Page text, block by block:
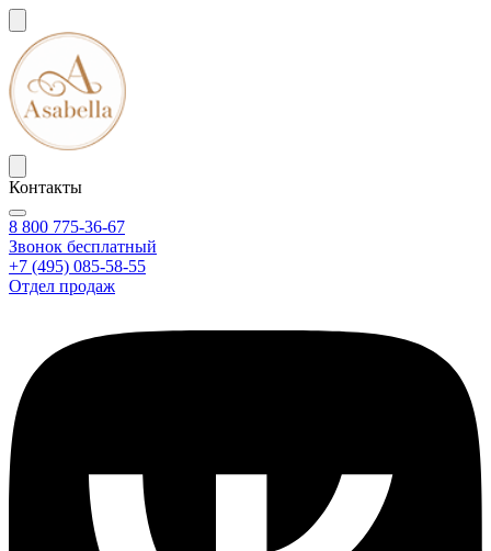
Контакты
8 800 775-36-67
Звонок бесплатный
+7 (495) 085-58-55
Отдел продаж